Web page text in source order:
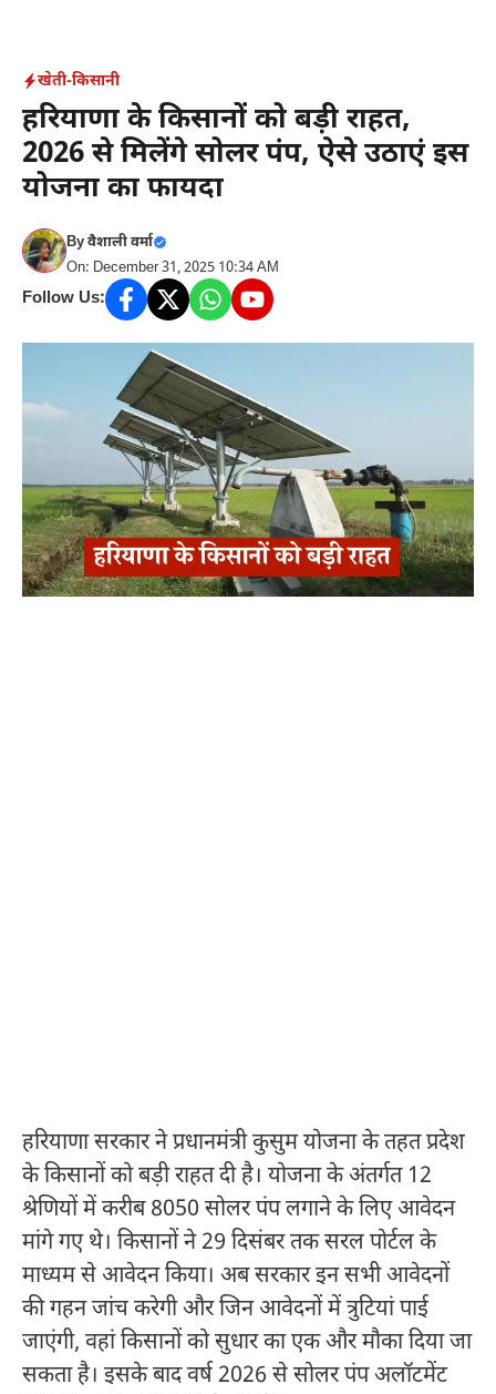
contentखेती-किसानी
हरियाणा के किसानों को बड़ी राहत,
2026 से मिलेंगे सोलर पंप, ऐसे उठाएं इस
योजना का फायदा
Byवैशाली वर्मा
On: December 31, 2025 10:34 AM
Follow Us:
हरियाणा सरकार ने प्रधानमंत्री कुसुम योजना के तहत प्रदेश
के किसानों को बड़ी राहत दी है। योजना के अंतर्गत 12
श्रेणियों में करीब 8050 सोलर पंप लगाने के लिए आवेदन
मांगे गए थे। किसानों ने 29 दिसंबर तक सरल पोर्टल के
माध्यम से आवेदन किया। अब सरकार इन सभी आवेदनों
की गहन जांच करेगी और जिन आवेदनों में त्रुटियां पाई
जाएंगी, वहां किसानों को सुधार का एक और मौका दिया जा
सकता है। इसके बाद वर्ष 2026 से सोलर पंप अलॉटमेंट